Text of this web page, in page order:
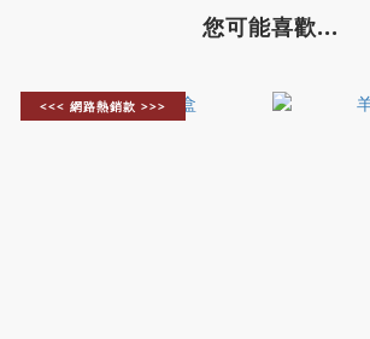
您可能喜歡...
<<< 網路熱銷款 >>>